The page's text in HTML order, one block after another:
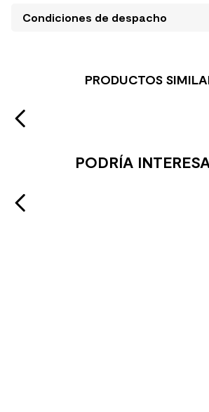
Condiciones de despacho
PRODUCTOS
PODRÍA